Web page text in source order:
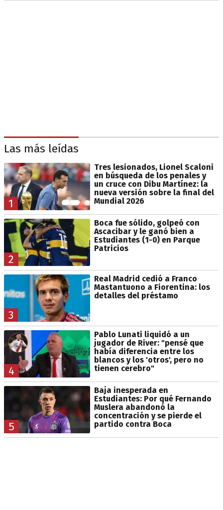
Las más leídas
1
Tres lesionados, Lionel Scaloni
en búsqueda de los penales y
un cruce con Dibu Martínez: la
nueva versión sobre la final del
Mundial 2026
2
Boca fue sólido, golpeó con
Ascacibar y le ganó bien a
Estudiantes (1-0) en Parque
Patricios
3
Real Madrid cedió a Franco
Mastantuono a Fiorentina: los
detalles del préstamo
4
Pablo Lunati liquidó a un
jugador de River: "pensé que
había diferencia entre los
blancos y los 'otros', pero no
tienen cerebro"
5
Baja inesperada en
Estudiantes: Por qué Fernando
Muslera abandonó la
concentración y se pierde el
partido contra Boca